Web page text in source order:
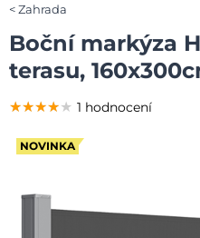
Zahrada
Boční markýza
terasu,
NOVINKA
★★★★★
★★★★★
★★★★★ 1 hodnocení